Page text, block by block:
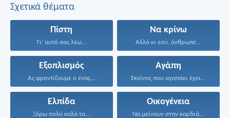
Σχετικά θέματα
Πίστη
Γι’ αυτό σας λέω...
Να κρίνω
Αλλά κι εσύ, άνθρωπέ...
Εξοπλισμός
Ας φροντίζουμε ο ένας...
Αγάπη
Εκείνος που αγαπάει έχει...
Ελπίδα
Ξέρω πολύ καλά τα...
Οικογένεια
Να μείνουν στην καρδιά...